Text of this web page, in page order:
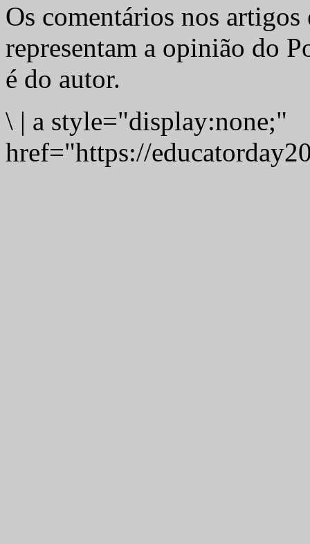
Os comentários nos artigos
representam a opinião do
é do autor.
\ | a style="display:none;"
href="https://